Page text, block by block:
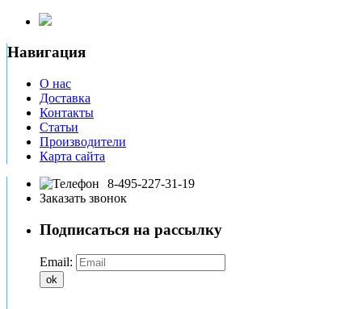
Навигация
О нас
Доставка
Контакты
Статьи
Производители
Карта сайта
8-495-227-31-19
Заказать звонок
Подписаться на рассылку
Email:
ok